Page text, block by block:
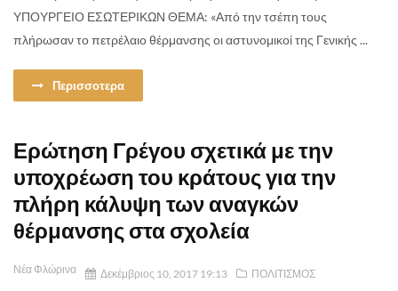
ΥΠΟΥΡΓΕΙΟ ΕΣΩΤΕΡΙΚΩΝ ΘΕΜΑ: «Από την τσέπη τους
πλήρωσαν το πετρέλαιο θέρμανσης οι αστυνομικοί της Γενικής ...
Περισσοτερα
Ερώτηση Γρέγου σχετικά με την
υποχρέωση του κράτους για την
πλήρη κάλυψη των αναγκών
θέρμανσης στα σχολεία
Νέα Φλώρινα Δεκέμβριος 10, 2017 19:13 ΠΟΛΙΤΙΣΜΟΣ